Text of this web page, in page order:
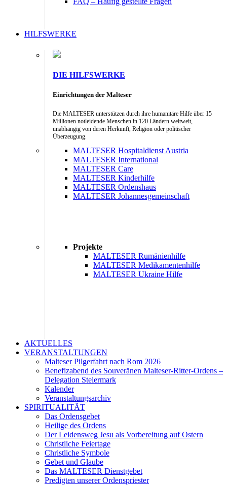
HILFSWERKE
DIE HILFSWERKE
Einrichtungen der Malteser
Die MALTESER unterstützen durch ihre humanitäre Hilfe über 15
Millionen notleidende Menschen in 120 Ländern weltweit,
unabhängig von deren Herkunft, Religion oder politischer
Überzeugung.
MALTESER Hospitaldienst Austria
MALTESER International
MALTESER Care
MALTESER Kinderhilfe
MALTESER Ordenshaus
MALTESER Johannesgemeinschaft
Projekte
MALTESER Rumänienhilfe
MALTESER Medikamentenhilfe
MALTESER Ukraine Hilfe
AKTUELLES
VERANSTALTUNGEN
Malteser Pilgerfahrt nach Rom 2026
Benefizabend des Souveränen Malteser-Ritter-Ordens –
Delegation Steiermark
Kalender
Veranstaltungsarchiv
SPIRITUALITÄT
Das Ordensgebet
Heilige des Ordens
Der Leidensweg Jesu als Vorbereitung auf Ostern
Christliche Feiertage
Christliche Symbole
Gebet und Glaube
Das MALTESER Dienstgebet
Predigten unserer Ordenspriester